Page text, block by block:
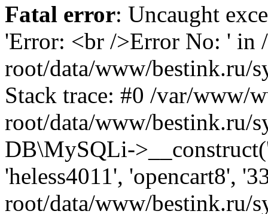
Fatal error: Uncaught
'Error: <br />Error No: ' in
root/data/www/bestink.ru/
Stack trace: #0 /var/www/
root/data/www/bestink.ru/
DB\MySQLi-
'heless4011', 'opencart8',
root/data/www/bestink.ru/